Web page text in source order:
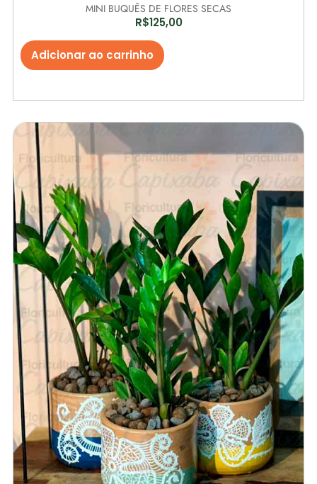
MINI BUQUÊS DE FLORES SECAS
R$125,00
Adicionar ao carrinho